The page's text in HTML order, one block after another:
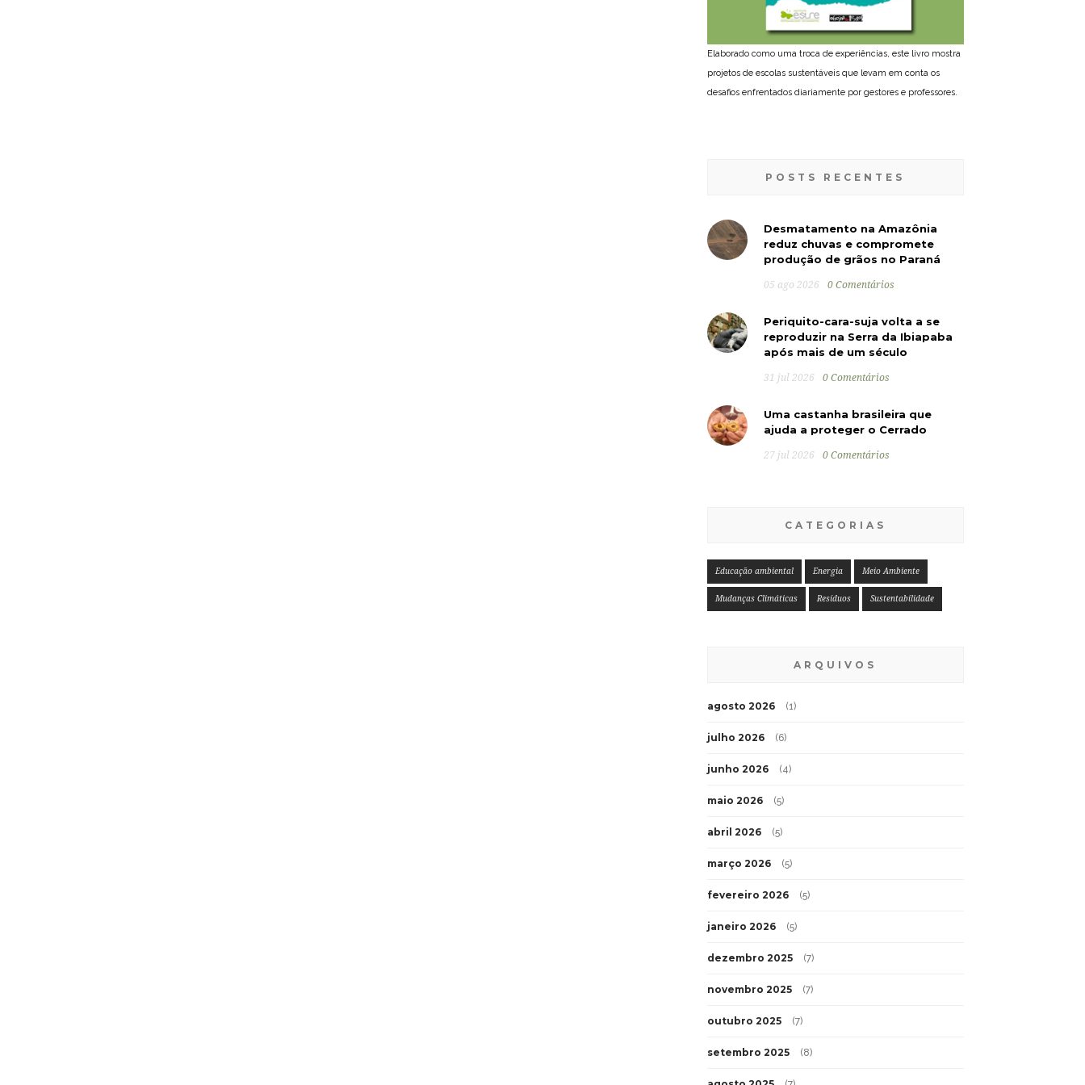
Elaborado como uma troca de experiências, este livro mostra
projetos de escolas sustentáveis que levam em conta os
desafios enfrentados diariamente por gestores e professores.
POSTS RECENTES
Desmatamento na Amazônia
reduz chuvas e compromete
produção de grãos no Paraná
05 ago 2026 0 Comentários
Periquito-cara-suja volta a se
reproduzir na Serra da Ibiapaba
após mais de um século
31 jul 2026 0 Comentários
Uma castanha brasileira que
ajuda a proteger o Cerrado
27 jul 2026 0 Comentários
CATEGORIAS
Educação ambiental Energia Meio Ambiente
Mudanças Climáticas Resíduos Sustentabilidade
ARQUIVOS
agosto 2026 (1)
julho 2026 (6)
junho 2026 (4)
maio 2026 (5)
abril 2026 (5)
março 2026 (5)
fevereiro 2026 (5)
janeiro 2026 (5)
dezembro 2025 (7)
novembro 2025 (7)
outubro 2025 (7)
setembro 2025 (8)